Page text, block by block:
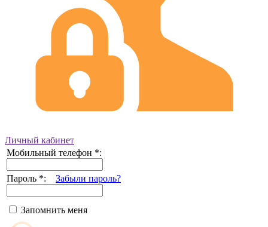
Личный кабинет
Мобильный телефон *:
Пароль *: Забыли пароль?
Запомнить меня